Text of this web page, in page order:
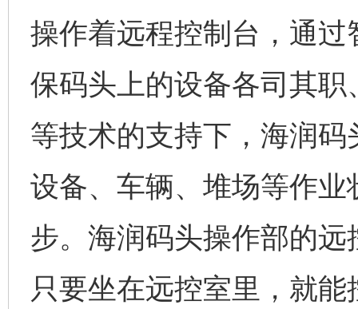
操作着远程控制台，通
保码头上的设备各司其
等技术的支持下，海润码
设备、车辆、堆场等作
步。海润码头操作部的远
只要坐在远控室里，就